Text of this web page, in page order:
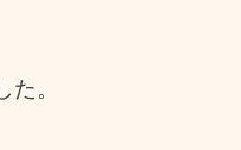
。